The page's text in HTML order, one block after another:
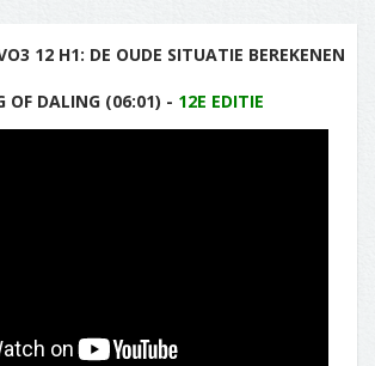
12 H1: DE OUDE SITUATIE BEREKENEN
OF DALING (06:01) - 12E EDITIE